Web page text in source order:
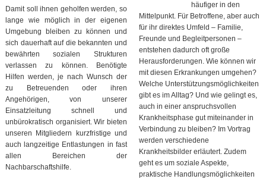
Damit soll ihnen geholfen werden, so
lange wie möglich in der eigenen
Umgebung bleiben zu können und
sich dauerhaft auf die bekannten und
bewährten sozialen Strukturen
verlassen zu können. Benötigte
Hilfen werden, je nach Wunsch der
zu Betreuenden oder ihren
Angehörigen, von unserer
Einsatzleitung schnell und
unbürokratisch organisiert. Wir bieten
unseren Mitgliedern kurzfristige und
auch langzeitige Entlastungen in fast
allen Bereichen der
Nachbarschaftshilfe.
häufiger in den
Mittelpunkt. Für Betroffene, aber auch
für ihr direktes Umfeld – Familie,
Freunde und Begleitpersonen –
entstehen dadurch oft große
Herausforderungen. Wie können wir
mit diesen Erkrankungen umgehen?
Welche Unterstützungsmöglichkeiten
gibt es im Alltag? Und wie gelingt es,
auch in einer anspruchsvollen
Krankheitsphase gut miteinander in
Verbindung zu bleiben? Im Vortrag
werden verschiedene
Krankheitsbilder erläutert. Zudem
geht es um soziale Aspekte,
praktische Handlungsmöglichkeiten